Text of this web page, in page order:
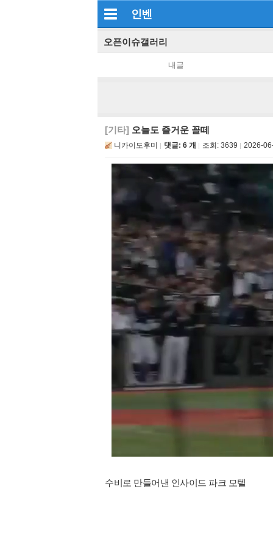
인벤
오픈이슈갤러리
내글
[기타] 오늘도 즐거운 꼴떼
니카이도후미 댓글: 6 개 조회: 3639 2026-
수비로 만들어낸 인사이드 파크 모텔